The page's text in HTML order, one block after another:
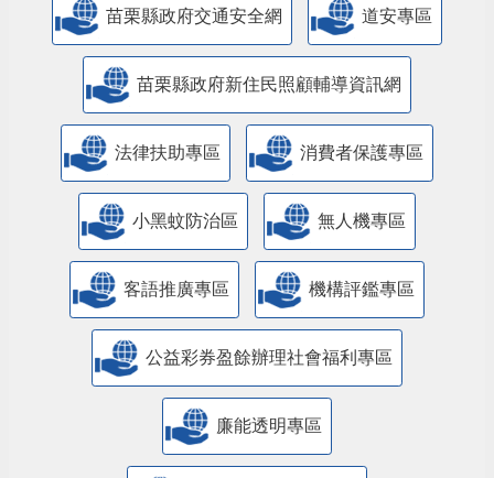
苗栗縣政府交通安全網 道安專區
苗栗縣政府新住民照顧輔導資訊網
法律扶助專區 消費者保護專區
小黑蚊防治區 無人機專區
客語推廣專區 機構評鑑專區
公益彩券盈餘辦理社會福利專區
廉能透明專區